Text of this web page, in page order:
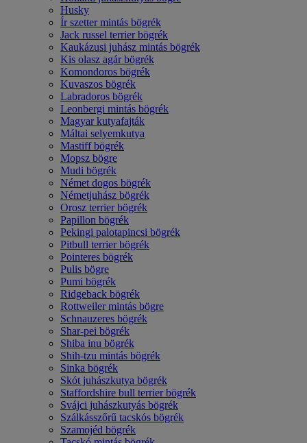
Husky
Ír szetter mintás bögrék
Jack russel terrier bögrék
Kaukázusi juhász mintás bögrék
Kis olasz agár bögrék
Komondoros bögrék
Kuvaszos bögrék
Labradoros bögrék
Leonbergi mintás bögrék
Magyar kutyafajták
Máltai selyemkutya
Mastiff bögrék
Mopsz bögre
Mudi bögrék
Német dogos bögrék
Németjuhász bögrék
Orosz terrier bögrék
Papillon bögrék
Pekingi palotapincsi bögrék
Pitbull terrier bögrék
Pointeres bögrék
Pulis bögre
Pumi bögrék
Ridgeback bögrék
Rottweiler mintás bögre
Schnauzeres bögrék
Shar-pei bögrék
Shiba inu bögrék
Shih-tzu mintás bögrék
Sinka bögrék
Skót juhászkutya bögrék
Staffordshire bull terrier bögrék
Svájci juhászkutyás bögrék
Szálkásszőrű tacskós bögrék
Szamojéd bögrék